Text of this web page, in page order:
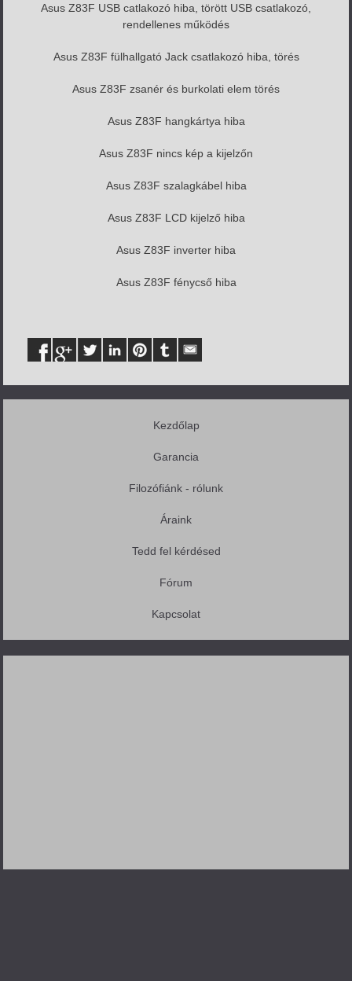
Asus Z83F USB catlakozó hiba, törött USB csatlakozó,
rendellenes működés
Asus Z83F fülhallgató Jack csatlakozó hiba, törés
Asus Z83F zsanér és burkolati elem törés
Asus Z83F hangkártya hiba
Asus Z83F nincs kép a kijelzőn
Asus Z83F szalagkábel hiba
Asus Z83F LCD kijelző hiba
Asus Z83F inverter hiba
Asus Z83F fénycső hiba
Kezdőlap
Garancia
Filozófiánk - rólunk
Áraink
Tedd fel kérdésed
Fórum
Kapcsolat